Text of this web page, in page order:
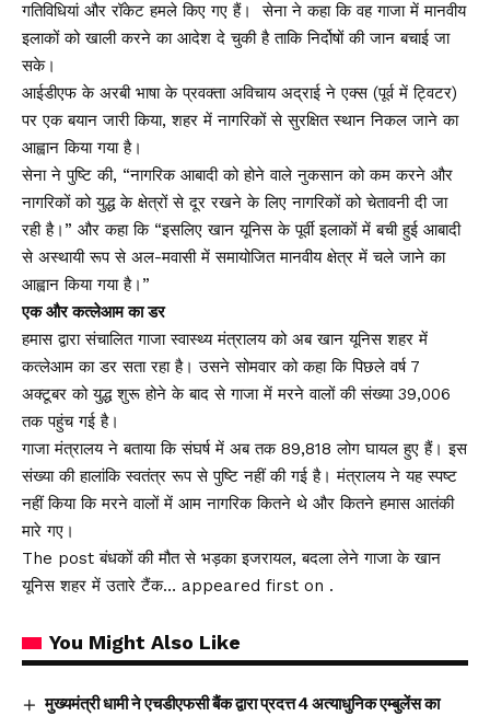
गतिविधियां और रॉकेट हमले किए गए हैं। सेना ने कहा कि वह गाजा में मानवीय
इलाकों को खाली करने का आदेश दे चुकी है ताकि निर्दोषों की जान बचाई जा
सके।
आईडीएफ के अरबी भाषा के प्रवक्ता अविचाय अद्राई ने एक्स (पूर्व में ट्विटर)
पर एक बयान जारी किया, शहर में नागरिकों से सुरक्षित स्थान निकल जाने का
आह्वान किया गया है।
सेना ने पुष्टि की, “नागरिक आबादी को होने वाले नुकसान को कम करने और
नागरिकों को युद्ध के क्षेत्रों से दूर रखने के लिए नागरिकों को चेतावनी दी जा
रही है।” और कहा कि “इसलिए खान यूनिस के पूर्वी इलाकों में बची हुई आबादी
से अस्थायी रूप से अल-मवासी में समायोजित मानवीय क्षेत्र में चले जाने का
आह्वान किया गया है।”
एक और कत्लेआम का डर
हमास द्वारा संचालित गाजा स्वास्थ्य मंत्रालय को अब खान यूनिस शहर में
कत्लेआम का डर सता रहा है। उसने सोमवार को कहा कि पिछले वर्ष 7
अक्टूबर को युद्ध शुरू होने के बाद से गाजा में मरने वालों की संख्या 39,006
तक पहुंच गई है।
गाजा मंत्रालय ने बताया कि संघर्ष में अब तक 89,818 लोग घायल हुए हैं। इस
संख्या की हालांकि स्वतंत्र रूप से पुष्टि नहीं की गई है। मंत्रालय ने यह स्पष्ट
नहीं किया कि मरने वालों में आम नागरिक कितने थे और कितने हमास आतंकी
मारे गए।
The post बंधकों की मौत से भड़का इजरायल, बदला लेने गाजा के खान
यूनिस शहर में उतारे टैंक… appeared first on .
You Might Also Like
मुख्यमंत्री धामी ने एचडीएफसी बैंक द्वारा प्रदत्त 4 अत्याधुनिक एम्बुलेंस का